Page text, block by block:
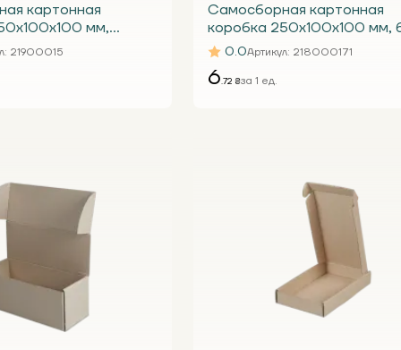
картонная
мм,
Е
: 21900015
Самосборная картонная
коробка 250х100х100 мм,
Т23 Е
0.0Артикул: 218000171
6.72 ₴за 1 ед.